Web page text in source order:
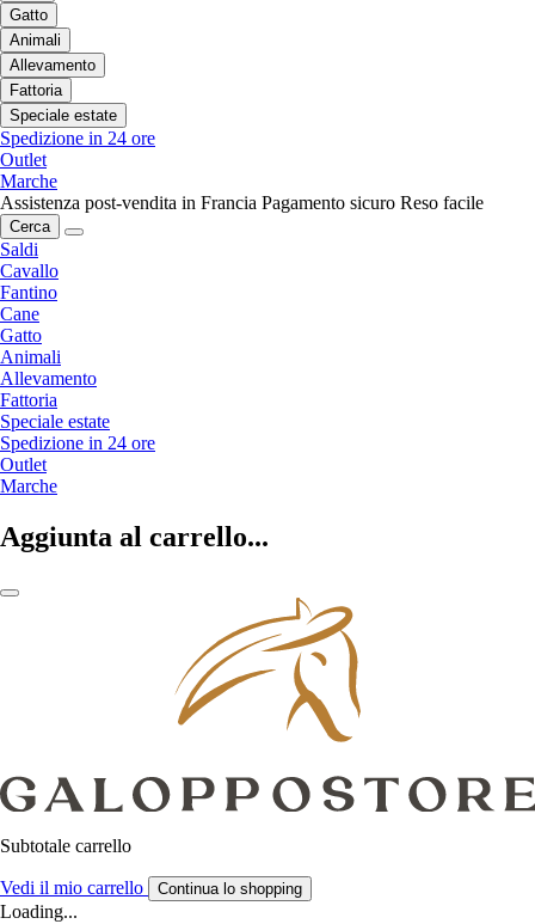
Gatto
Animali
Allevamento
Fattoria
Speciale estate
Spedizione in 24 ore
Outlet
Marche
Assistenza post-vendita in Francia Pagamento sicuro Reso facile
Cerca
Saldi
Cavallo
Fantino
Cane
Gatto
Animali
Allevamento
Fattoria
Speciale estate
Spedizione in 24 ore
Outlet
Marche
Aggiunta al carrello...
Subtotale carrello
Vedi il mio carrello Continua lo shopping
Loading...